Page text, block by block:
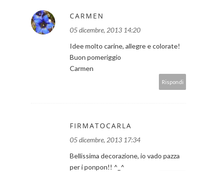
CARMEN
05 dicembre, 2013 14:20
Idee molto carine, allegre e colorate!
Buon pomeriggio
Carmen
Rispondi
FIRMATOCARLA
05 dicembre, 2013 17:34
Bellissima decorazione, io vado pazza
per i ponpon!! ^_^